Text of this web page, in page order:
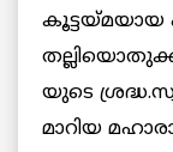
കൂട്ടയ്മയായ
യുടെ
മാറിയ